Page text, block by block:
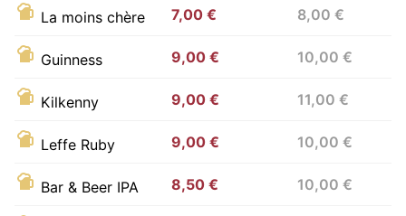
La moins chère 7,00 € 8,00 €
Guinness 9,00 € 10,00 €
Kilkenny 9,00 € 11,00 €
Leffe Ruby 9,00 € 10,00 €
Bar & Beer IPA 8,50 € 10,00 €